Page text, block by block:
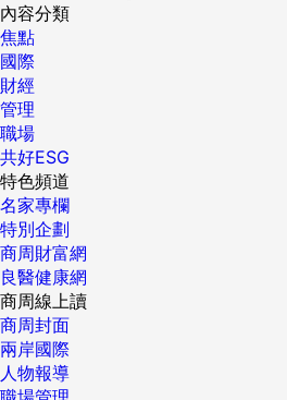
內容分類
焦點
國際
財經
管理
職場
共好ESG
特色頻道
名家專欄
特別企劃
商周財富網
良醫健康網
商周線上讀
商周封面
兩岸國際
人物報導